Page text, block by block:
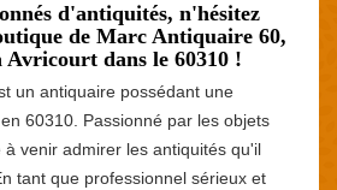
d'antiquités, n'hésitez
de Marc Antiquaire 60,
dans le 60310 !
un antiquaire possédant une
60310. Passionné par les objets
à venir admirer les antiquités qu'il
tant que professionnel sérieux et